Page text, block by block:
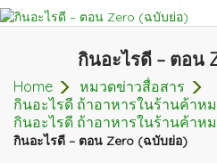
กินอะไรดี – ตอน
Home
หมวดข่าวสื่อสาร
กินอะไรดี ถ้าอาหารในร้านค้าห
กินอะไรดี ถ้าอาหารในร้านค้าห
กินอะไรดี – ตอน Zero (ฉบับย่อ)